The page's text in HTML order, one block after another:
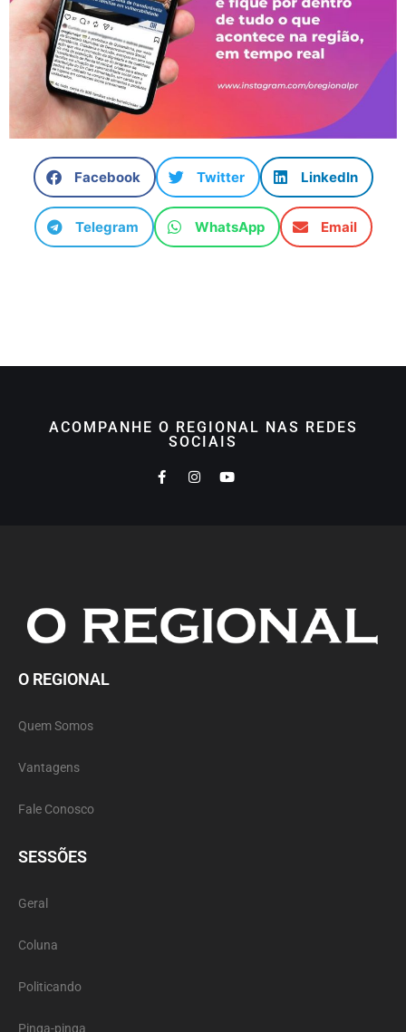
Facebook Twitter LinkedIn
Telegram WhatsApp Email
ACOMPANHE O REGIONAL NAS REDES
SOCIAIS
O REGIONAL
Quem Somos
Vantagens
Fale Conosco
SESSÕES
Geral
Coluna
Politicando
Pinga-pinga